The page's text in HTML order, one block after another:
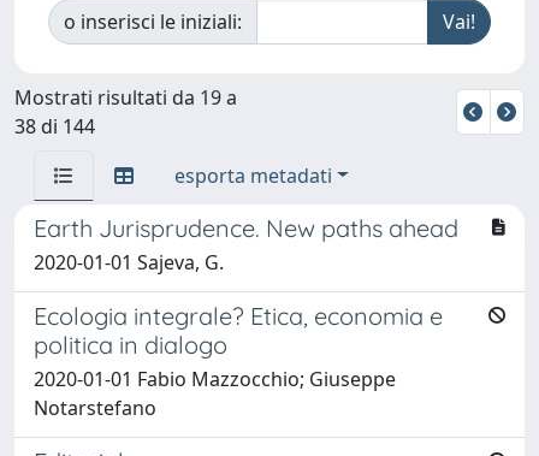
o inserisci le iniziali:
Mostrati risultati da 19 a
38 di 144
esporta metadati
Earth Jurisprudence. New paths ahead
2020-01-01 Sajeva, G.
Ecologia integrale? Etica, economia e
politica in dialogo
2020-01-01 Fabio Mazzocchio; Giuseppe
Notarstefano